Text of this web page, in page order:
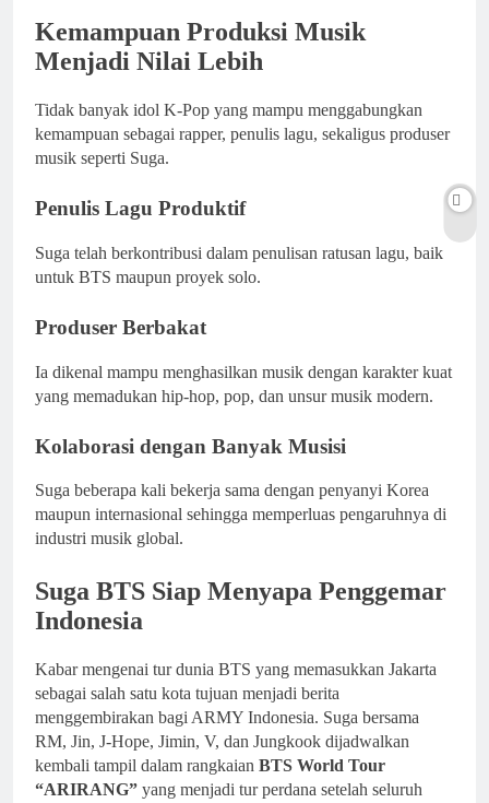
Kemampuan Produksi Musik
Menjadi Nilai Lebih
Tidak banyak idol K-Pop yang mampu menggabungkan
kemampuan sebagai rapper, penulis lagu, sekaligus produser
musik seperti Suga.
Penulis Lagu Produktif
Suga telah berkontribusi dalam penulisan ratusan lagu, baik
untuk BTS maupun proyek solo.
Produser Berbakat
Ia dikenal mampu menghasilkan musik dengan karakter kuat
yang memadukan hip-hop, pop, dan unsur musik modern.
Kolaborasi dengan Banyak Musisi
Suga beberapa kali bekerja sama dengan penyanyi Korea
maupun internasional sehingga memperluas pengaruhnya di
industri musik global.
Suga BTS Siap Menyapa Penggemar
Indonesia
Kabar mengenai tur dunia BTS yang memasukkan Jakarta
sebagai salah satu kota tujuan menjadi berita
menggembirakan bagi ARMY Indonesia. Suga bersama
RM, Jin, J-Hope, Jimin, V, dan Jungkook dijadwalkan
kembali tampil dalam rangkaian BTS World Tour
“ARIRANG” yang menjadi tur perdana setelah seluruh